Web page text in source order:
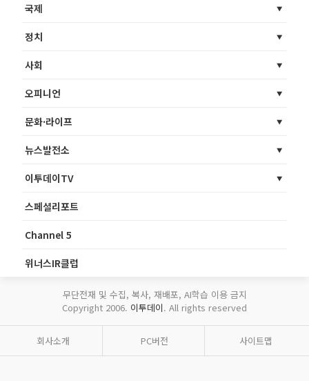
국제
정치
사회
오피니언
문화·라이프
뉴스발전소
이투데이TV
스페셜리포트
Channel 5
위너스IR클럽
무단전재 및 수집, 복사, 재배포, AI학습 이용 금지
Copyright 2006. 이투데이. All rights reserved
회사소개 PC버전 사이트맵